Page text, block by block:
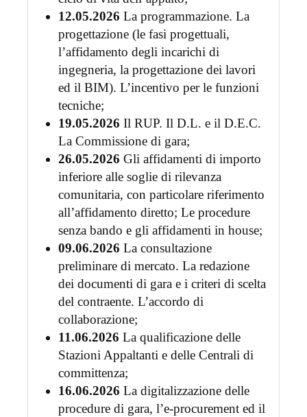
12.05.2026 La programmazione. La
progettazione (le fasi progettuali,
l’affidamento degli incarichi di
ingegneria, la progettazione dei lavori
ed il BIM). L’incentivo per le funzioni
tecniche;
19.05.2026 Il RUP. Il D.L. e il D.E.C.
La Commissione di gara;
26.05.2026 Gli affidamenti di importo
inferiore alle soglie di rilevanza
comunitaria, con particolare riferimento
all’affidamento diretto; Le procedure
senza bando e gli affidamenti in house;
09.06.2026 La consultazione
preliminare di mercato. La redazione
dei documenti di gara e i criteri di scelta
del contraente. L’accordo di
collaborazione;
11.06.2026 La qualificazione delle
Stazioni Appaltanti e delle Centrali di
committenza;
16.06.2026 La digitalizzazione delle
procedure di gara, l’e-procurement ed il